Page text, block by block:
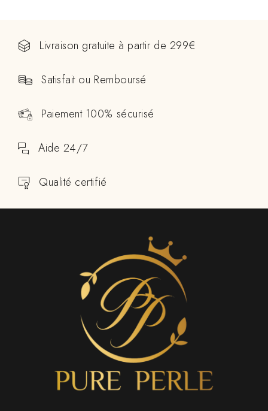
Livraison gratuite à partir de 299€
Satisfait ou Remboursé
Paiement 100% sécurisé
Aide 24/7
Qualité certifié